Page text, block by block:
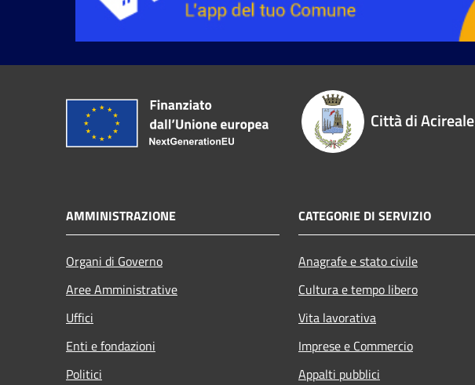
Città di Acireale
AMMINISTRAZIONE
Organi di Governo
Aree Amministrative
Uffici
Enti e fondazioni
Politici
CATEGORIE DI SERVIZIO
Anagrafe e stato civile
Cultura e tempo libero
Vita lavorativa
Imprese e Commercio
Appalti pubblici